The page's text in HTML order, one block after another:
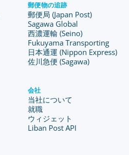
郵便物の追跡
郵便局 (Japan Post)
Sagawa Global
西濃運輸 (Seino)
Fukuyama Transporting
日本通運 (Nippon Express)
佐川急便 (Sagawa)
会社
当社について
就職
ウィジェット
Liban Post API